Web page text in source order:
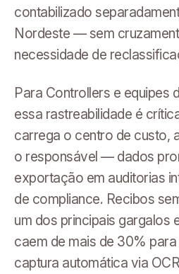
contabilizado
Nordeste — sem
necessidade de
Para Controllers e equipes
essa rastreabilidade é
carrega o centro de custo,
o responsável — dados
exportação em auditorias
de compliance. Recibos
um dos principais gargalos
caem de mais de 30%
captura automática via